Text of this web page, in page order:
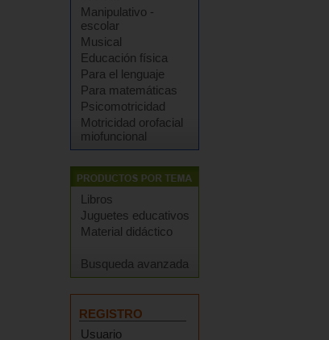
Manipulativo -
escolar
Musical
Educación física
Para el lenguaje
Para matemáticas
Psicomotricidad
Motricidad orofacial
miofuncional
Libros
Juguetes educativos
Material didáctico
Busqueda avanzada
REGISTRO
Usuario